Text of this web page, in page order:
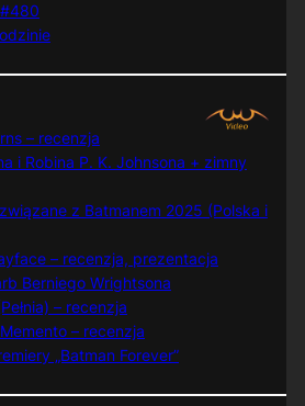
– recenzja
i Robina P. K. Johnsona + zimny
z Batmanem 2025 (Polska i
– recenzja, prezentacja
Berniego Wrightsona
– recenzja
– recenzja
„Batman Forever”